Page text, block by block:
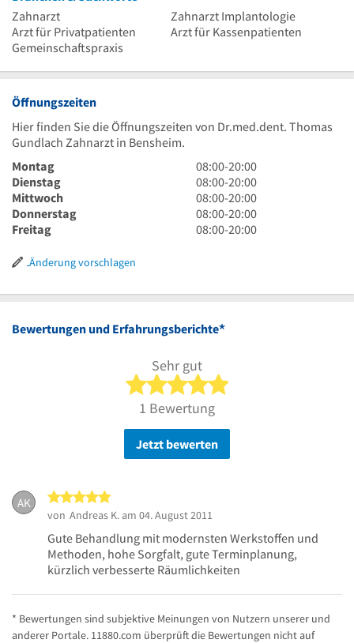
Zahnarzt
Zahnarzt Implantologie
Arzt für Privatpatienten
Arzt für Kassenpatienten
Gemeinschaftspraxis
Öffnungszeiten
Hier finden Sie die Öffnungszeiten von Dr.med.dent. Thomas
Gundlach Zahnarzt in Bensheim.
Montag
8
Uhr
bis
20
Uhr
08:00-20:00
Dienstag
8
Uhr
bis
20
08:00-20:00
Mittwoch
8
Uhr
bis
08:00-20:00
Donnerstag
8
Uhr
08:00-20:00
Freitag
8
Uhr
08:00-20:00
Änderung vorschlagen
Bewertungen und Erfahrungsberichte*
Sehr gut
5 von 5 Sternen
1 Bewertung
Jetzt bewerten
AK
von Andreas K. am 04. August 2011
Gute Behandlung mit modernsten Werkstoffen und
Methoden, hohe Sorgfalt, gute Terminplanung,
kürzlich verbesserte Räumlichkeiten
* Bewertungen sind subjektive Meinungen von Nutzern unserer und
anderer Portale. 11880.com überprüft die Bewertungen nicht auf